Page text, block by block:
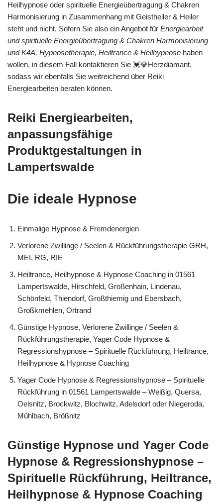
Heilhypnose oder spirituelle Energieübertragung & Chakren
Harmonisierung in Zusammenhang mit Geistheiler & Heiler
steht und nicht. Sofern Sie also ein Angebot für Energiearbeit
und spirituelle Energieübertragung & Chakren Harmonisierung
und K4A, Hypnosetherapie, Heiltrance & Heilhypnose haben
wollen, in diesem Fall kontaktieren Sie 💓️💎Herzdiamant,
sodass wir ebenfalls Sie weitreichend über Reiki
Energiearbeiten beraten können.
Reiki Energiearbeiten,
anpassungsfähige
Produktgestaltungen in
Lampertswalde
Die ideale Hypnose
Einmalige Hypnose & Fremdenergien
Verlorene Zwillinge / Seelen & Rückführungstherapie GRH,
MEI, RG, RIE
Heiltrance, Heilhypnose & Hypnose Coaching in 01561
Lampertswalde, Hirschfeld, Großenhain, Lindenau,
Schönfeld, Thiendorf, Großthiemig und Ebersbach,
Großkmehlen, Ortrand
Günstige Hypnose, Verlorene Zwillinge / Seelen &
Rückführungstherapie, Yager Code Hypnose &
Regressionshypnose – Spirituelle Rückführung, Heiltrance,
Heilhypnose & Hypnose Coaching
Yager Code Hypnose & Regressionshypnose – Spirituelle
Rückführung in 01561 Lampertswalde – Weißig, Quersa,
Oelsnitz, Brockwitz, Blochwitz, Adelsdorf oder Niegeroda,
Mühlbach, Brößnitz
Günstige Hypnose und Yager Code
Hypnose & Regressionshypnose –
Spirituelle Rückführung, Heiltrance,
Heilhypnose & Hypnose Coaching